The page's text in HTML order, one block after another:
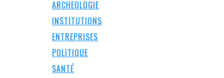
ARCHEOLOGIE
INSTITUTIONS
ENTREPRISES
POLITIQUE
SANTÉ